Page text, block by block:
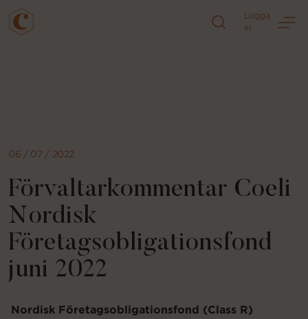
Logga
in
06 / 07 / 2022
Förvaltarkommentar Coeli
Nordisk
Företagsobligationsfond
juni 2022
Nordisk Företagsobligationsfond (Class R)